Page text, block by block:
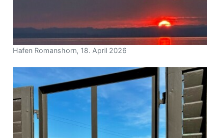
Hafen Romanshorn, 18. April 2026